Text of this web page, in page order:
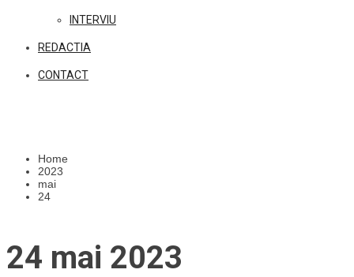
INTERVIU
REDACTIA
CONTACT
Home
2023
mai
24
24 mai 2023